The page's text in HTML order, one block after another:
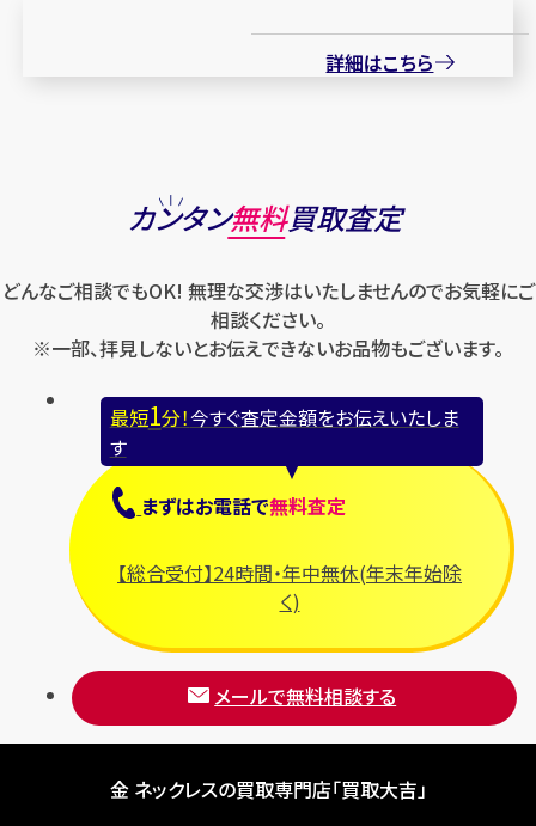
詳細はこちら
カンタン無料買取査定
どんなご相談でもOK! 無理な交渉はいたしませんのでお気軽にご
相談ください。
※一部、拝見しないとお伝えできないお品物もございます。
最短1分！今すぐ査定金額をお伝えいたしま
す
まずはお電話で無料査定
【総合受付】24時間・年中無休(年末年始除
く)
メールで無料相談する
金 ネックレスの買取専門店「買取大吉」